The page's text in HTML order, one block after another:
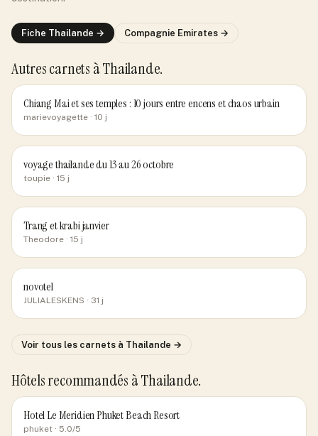
Fiche Thailande → Compagnie Emirates →
Autres carnets à Thailande.
Chiang Mai et ses temples : 10 jours entre encens et chaos urbain
marievoyagette · 10 j
voyage thailande du 13 au 26 octobre
toupie · 15 j
Trang et krabi janvier
Theodore · 15 j
novotel
JULIALESKENS · 31 j
Voir tous les carnets à Thailande →
Hôtels recommandés à Thailande.
Hotel Le Meridien Phuket Beach Resort
phuket · 5.0/5